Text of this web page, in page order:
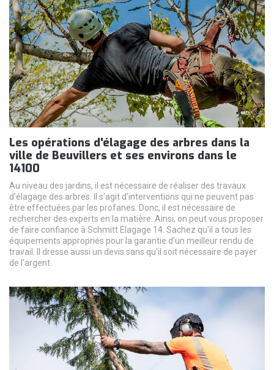
Les opérations d'élagage des arbres dans la
ville de Beuvillers et ses environs dans le
14100
Au niveau des jardins, il est nécessaire de réaliser des travaux
d'élagage des arbres. Il s'agit d'interventions qui ne peuvent pas
être effectuées par les profanes. Donc, il est nécessaire de
rechercher des experts en la matière. Ainsi, on peut vous proposer
de faire confiance à Schmitt Elagage 14. Sachez qu'il a tous les
équipements appropriés pour la garantie d'un meilleur rendu de
travail. Il dresse aussi un devis sans qu'il soit nécessaire de payer
de l'argent.